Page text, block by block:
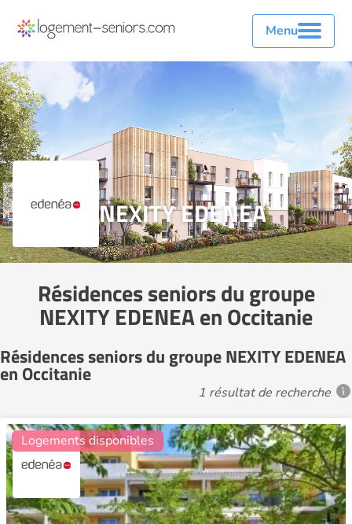
Menu
NEXITY EDENEA
Résidences seniors du groupe
NEXITY EDENEA en Occitanie
Résidences seniors du groupe NEXITY EDENEA
en Occitanie
1 résultat de recherche
Logements disponibles